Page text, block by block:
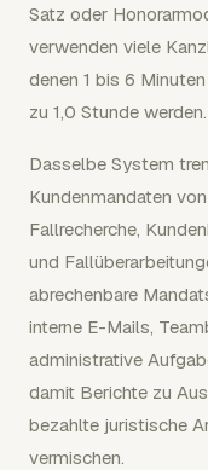
Satz oder
verwenden viele
denen 1 bis 6
zu 1,0 Stunde werden.
Dasselbe System
Kundenmandaten
Fallrecherche,
und
abrechenbare
interne E-Mails,
administrative
damit Berichte zu
bezahlte juristische
vermischen.